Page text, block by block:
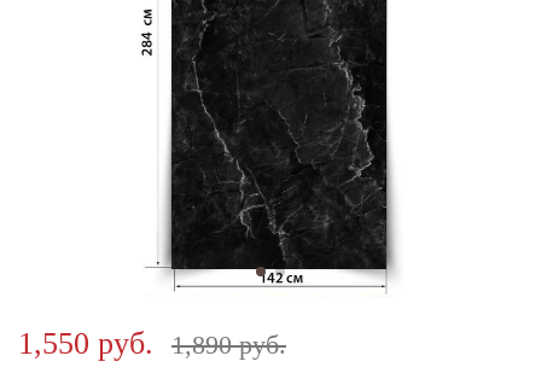
1,550 руб. 1,890 руб.